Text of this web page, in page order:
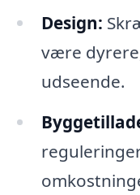
Design:
være
udseende.